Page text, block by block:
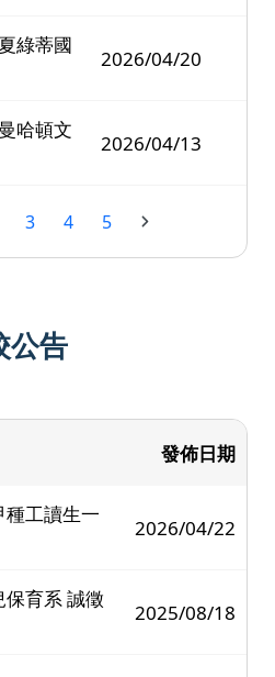
綠蒂國
2026/04/20
哈頓文
2026/04/13
3 4 5
公告
發佈日期
工讀生一
2026/04/22
育系 誠徵
2025/08/18